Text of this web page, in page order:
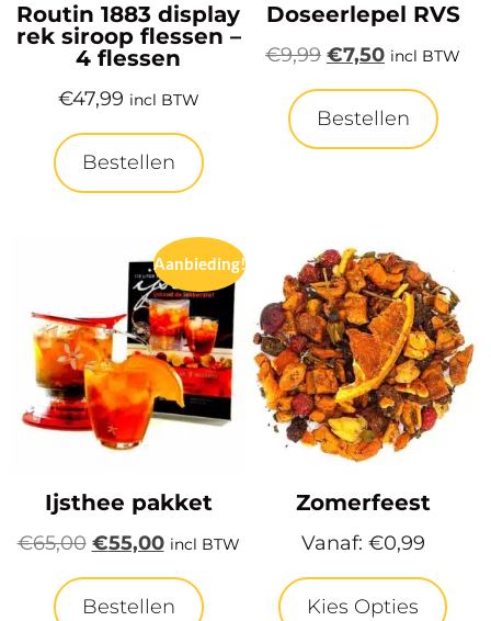
Routin 1883 display
rek siroop flessen –
4 flessen
€47,99 incl BTW
Bestellen
Doseerlepel RVS
€9,99 €7,50 incl BTW
Bestellen
Aanbieding!
Ijsthee pakket
€65,00 €55,00 incl BTW
Bestellen
Zomerfeest
Vanaf: €0,99
Kies Opties